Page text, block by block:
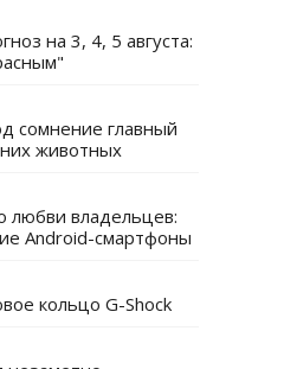
на 3, 4, 5 августа:
сомнение главный
животных
любви владельцев:
Android-смартфоны
кольцо G-Shock